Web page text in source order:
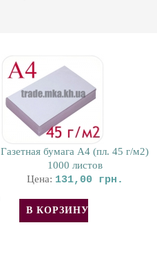
Газетная бумага А4 (пл. 45 г/м2)
1000 листов
Цена: 131,00 грн.